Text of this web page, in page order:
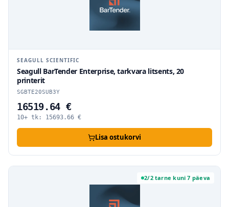
SEAGULL SCIENTIFIC
Seagull BarTender Enterprise, tarkvara litsents, 20
printerit
SGBTE20SUB3Y
16519.64 €
10+ tk: 15693.66 €
Lisa ostukorvi
2/2 tarne kuni 7 päeva